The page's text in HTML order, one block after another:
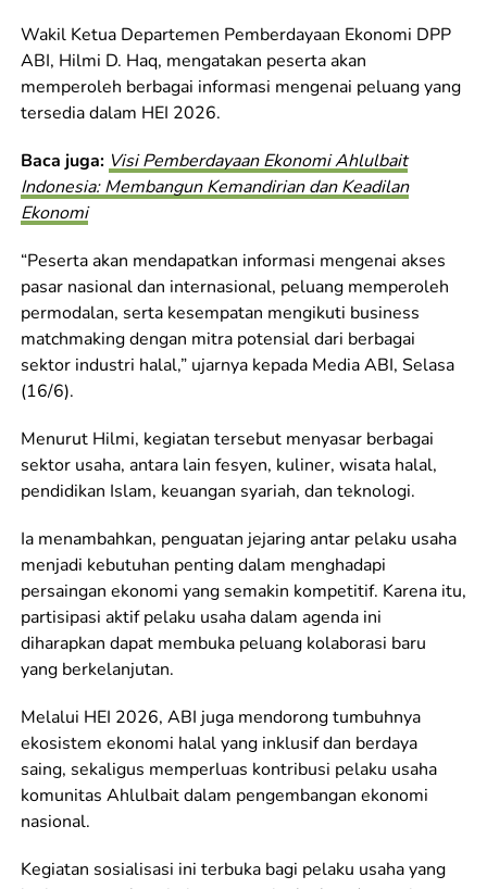
Wakil Ketua Departemen Pemberdayaan Ekonomi DPP
ABI, Hilmi D. Haq, mengatakan peserta akan
memperoleh berbagai informasi mengenai peluang yang
tersedia dalam HEI 2026.
Baca juga: Visi Pemberdayaan Ekonomi Ahlulbait
Indonesia: Membangun Kemandirian dan Keadilan
Ekonomi
“Peserta akan mendapatkan informasi mengenai akses
pasar nasional dan internasional, peluang memperoleh
permodalan, serta kesempatan mengikuti business
matchmaking dengan mitra potensial dari berbagai
sektor industri halal,” ujarnya kepada Media ABI, Selasa
(16/6).
Menurut Hilmi, kegiatan tersebut menyasar berbagai
sektor usaha, antara lain fesyen, kuliner, wisata halal,
pendidikan Islam, keuangan syariah, dan teknologi.
Ia menambahkan, penguatan jejaring antar pelaku usaha
menjadi kebutuhan penting dalam menghadapi
persaingan ekonomi yang semakin kompetitif. Karena itu,
partisipasi aktif pelaku usaha dalam agenda ini
diharapkan dapat membuka peluang kolaborasi baru
yang berkelanjutan.
Melalui HEI 2026, ABI juga mendorong tumbuhnya
ekosistem ekonomi halal yang inklusif dan berdaya
saing, sekaligus memperluas kontribusi pelaku usaha
komunitas Ahlulbait dalam pengembangan ekonomi
nasional.
Kegiatan sosialisasi ini terbuka bagi pelaku usaha yang